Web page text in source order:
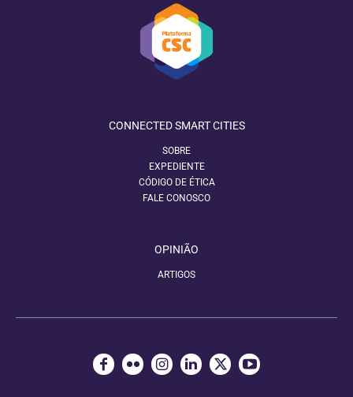
CONNECTED SMART CITIES
SOBRE
EXPEDIENTE
CÓDIGO DE ÉTICA
FALE CONOSCO
OPINIÃO
ARTIGOS